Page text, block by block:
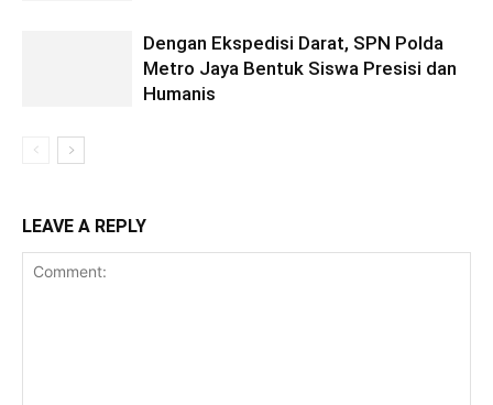
Dengan Ekspedisi Darat, SPN Polda
Metro Jaya Bentuk Siswa Presisi dan
Humanis
LEAVE A REPLY